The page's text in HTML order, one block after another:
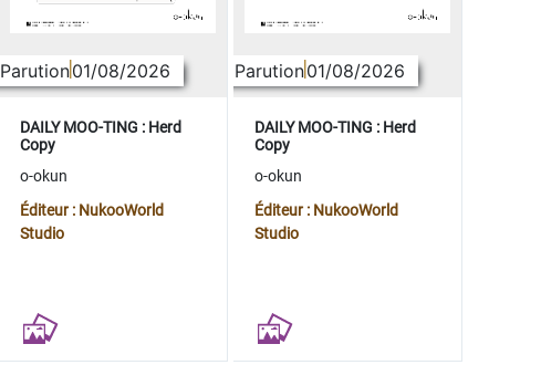
Parution01/08/2026
DAILY MOO-TING : Herd
Copy
o-okun
Éditeur : NukooWorld
Studio
Parution01/08/2026
DAILY MOO-TING : Herd
Copy
o-okun
Éditeur : NukooWorld
Studio